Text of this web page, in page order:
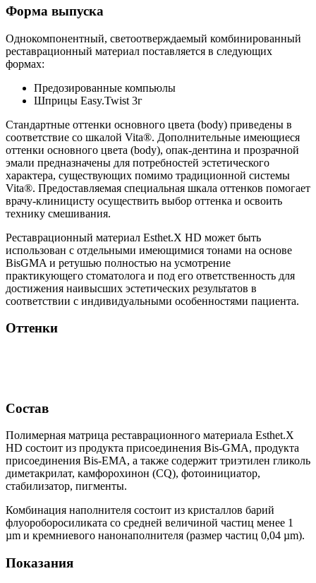
Форма выпуска
Однокомпонентный, светоотверждаемый комбинированный
реставрационный материал поставляется в следующих
формах:
Предозированные компьюлы
Шприцы Easy.Twist 3г
Стандартные оттенки основного цвета (body) приведены в
соответствие со шкалой Vita®. Дополнительные имеющиеся
оттенки основного цвета (body), опак-дентина и прозрачной
эмали предназначены для потребностей эстетического
характера, существующих помимо традиционной системы
Vita®. Предоставляемая специальная шкала оттенков помогает
врачу-клиницисту осуществить выбор оттенка и освоить
технику смешивания.
Реставрационный материал Esthet.X HD может быть
использован с отдельными имеющимися тонами на основе
BisGMA и ретушью полностью на усмотрение
практикующего стоматолога и под его ответственность для
достижения наивысших эстетических результатов в
соответствии с индивидуальными особенностями пациента.
Оттенки
Состав
Полимерная матрица реставрационного материала Esthet.X
HD состоит из продукта присоединения Bis-GMA, продукта
присоединения Bis-EMA, а также содержит триэтилен гликоль
диметакрилат, камфорохинон (CQ), фотоинициатор,
стабилизатор, пигменты.
Комбинация наполнителя состоит из кристаллов барий
флуороборосиликата со средней величиной частиц менее 1
µm и кремниевого нанонаполнителя (размер частиц 0,04 µm).
Показания